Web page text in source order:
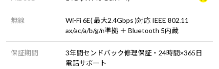
無線
Wi-Fi 6E( 最大2.4Gbps )対応 IEEE 802.11
ax/ac/a/b/g/n準拠 ＋ Bluetooth 5内蔵
保証期間
3年間センドバック修理保証・24時間×365日
電話サポート